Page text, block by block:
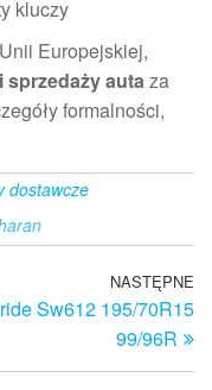
kluczy
Europejskiej,
sprzedaży autaza
formalności,
dostawcze
NASTĘPNE
Sw612 195/70R15
99/96R